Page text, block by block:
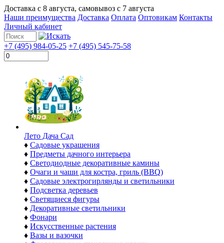
Доставка с 8 августа, самовывоз с 7 августа
Наши преимущества Доставка Оплата Оптовикам Контакты
Личный кабинет
+7 (495) 984-05-25 +7 (495) 545-75-58
Лето Дача Сад
♦ Садовые украшения
♦ Предметы дачного интерьера
♦ Светодиодные декоративные камины
♦ Очаги и чаши для костра, гриль (BBQ)
♦ Садовые электрогирлянды и светильники
♦ Подсветка деревьев
♦ Светящиеся фигуры
♦ Декоративные светильники
♦ Фонари
♦ Искусственные растения
♦ Вазы и вазочки